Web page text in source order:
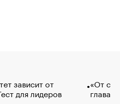
зависит от
для лидеров
«От
глава